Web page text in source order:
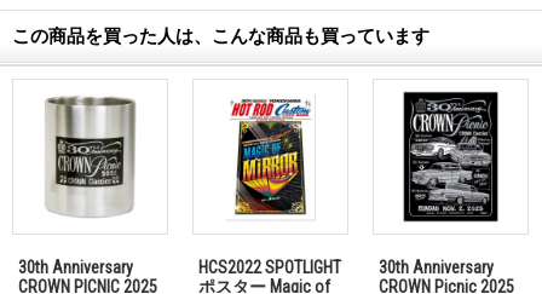
この商品を買った人は、こんな商品も買っています
30th Anniversary
CROWN PICNIC 2025
HCS2022 SPOTLIGHT
ポスター Magic of
30th Anniversary
CROWN Picnic 2025